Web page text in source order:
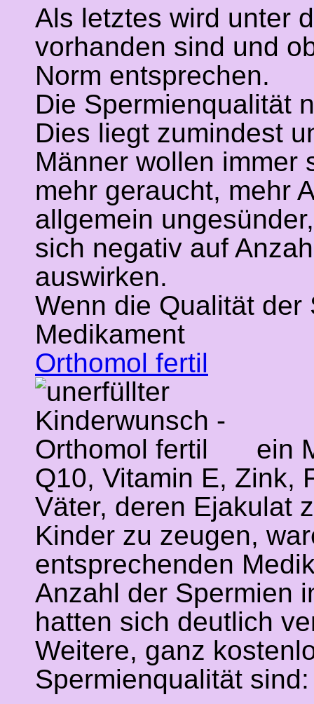
Als letztes wird unter
vorhanden sind und
Norm entsprechen.
Die Spermienqualität
Dies liegt zumindest
Männer wollen immer
mehr geraucht, mehr
allgemein
sich negativ auf
auswirken.
Wenn die Qualität
Medikament
Orthomol fertil
ein
Q10, Vitamin E, Zink,
Väter, deren Ejakulat
Kinder zu zeugen,
entsprechenden
Anzahl der Spermien
hatten sich deutlich
Weitere, ganz
Spermienqualität sind: